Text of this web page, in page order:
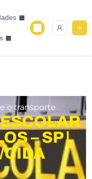
o transporte
– SP |
CIDA